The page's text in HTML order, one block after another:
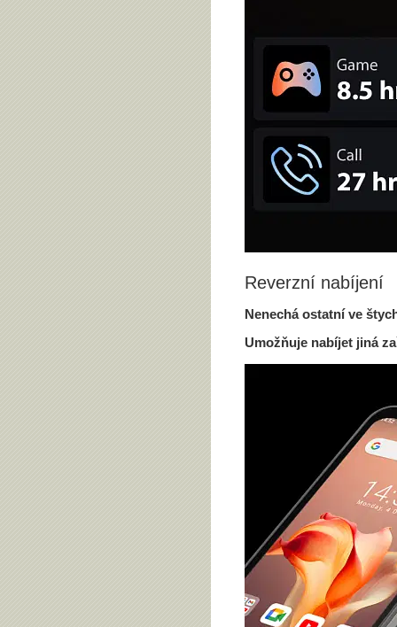
Reverzní nabíjení
Nenechá ostatní ve
Umožňuje nabíjet jiná